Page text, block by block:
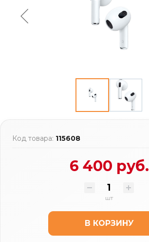
Код товара: 115608
6 400 руб.
шт
В КОРЗИНУ